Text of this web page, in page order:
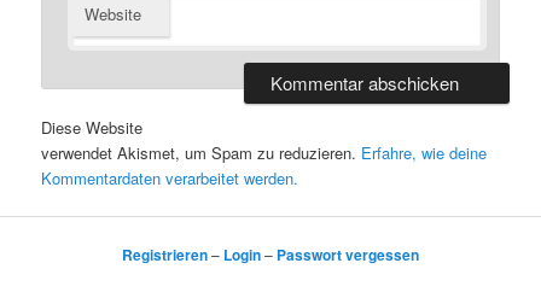
Website
Diese Website
verwendet Akismet, um Spam zu reduzieren. Erfahre, wie deine
Kommentardaten verarbeitet werden.
Registrieren– Login– Passwort vergessen